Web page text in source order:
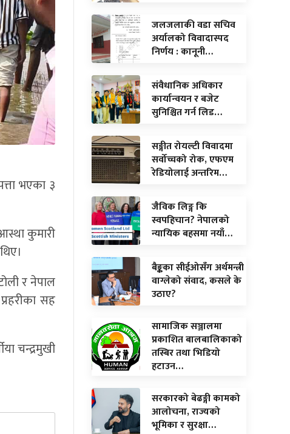
भएका ३
कुमारी
र नेपाल
सह
चन्द्रमुखी
जलजलाकी वडा सचिव
अर्यालको विवादास्पद
निर्णय : कानूनी…
संवैधानिक अधिकार
कार्यान्वयन र बजेट
सुनिश्चित गर्न लिड…
सङ्गीत रोयल्टी विवादमा
सर्वोच्चको रोक, एफएम
रेडियोलाई अन्तरिम…
जैविक लिङ्ग कि
स्वपहिचान? नेपालको
न्यायिक बहसमा नयाँ…
बैङ्कका सीईओसँग अर्थमन्त्री
वाग्लेको संवाद, कसले के
उठाए?
सामाजिक सञ्जालमा
प्रकाशित बालबालिकाको
तस्बिर तथा भिडियो
हटाउन…
सरकारको बेढङ्गी कामको
आलोचना, राज्यको
भूमिका र सुरक्षा…